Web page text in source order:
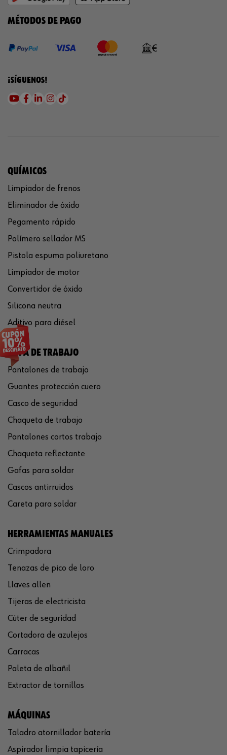
MÉTODOS DE PAGO
¡SÍGUENOS!
QUÍMICOS
Limpiador de frenos
Eliminador de óxido
Pegamento rápido
Polímero sellador MS
Pistola espuma poliuretano
Limpiador de motor
Convertidor de óxido
Silicona neutra
Aditivo para diésel
ROPA DE TRABAJO
Pantalones de trabajo
Guantes protección cuero
Casco de seguridad
Chaqueta de trabajo
Pantalones cortos trabajo
Chaqueta reflectante
Gafas para soldar
Cascos antirruidos
Careta para soldar
HERRAMIENTAS MANUALES
Crimpadora
Tenazas de pico de loro
Llaves allen
Tijeras de electricista
Cúter de seguridad
Cortadora de azulejos
Carracas
Paleta de albañil
Extractor de tornillos
MÁQUINAS
Taladro atornillador batería
Aspirador limpia tapicería